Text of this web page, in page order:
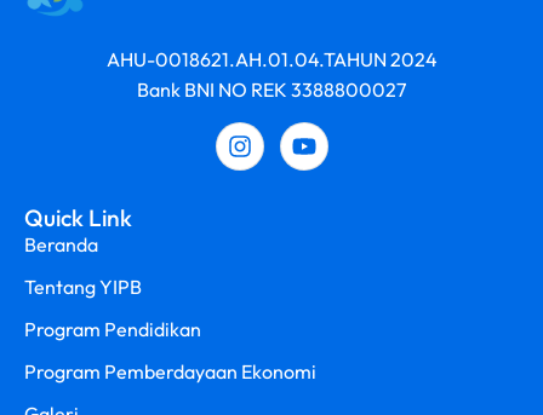
AHU-0018621.AH.01.04.TAHUN 2024
Bank BNI NO REK 3388800027
Quick Link
Beranda
Tentang YIPB
Program Pendidikan
Program Pemberdayaan Ekonomi